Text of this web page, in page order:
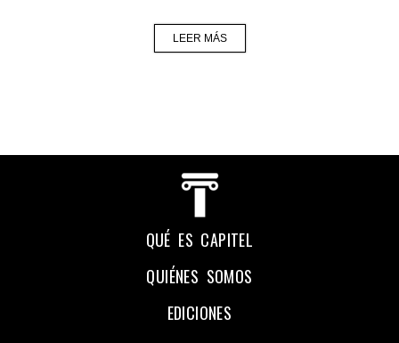
LEER MÁS
QUÉ ES CAPITEL
QUIÉNES SOMOS
EDICIONES